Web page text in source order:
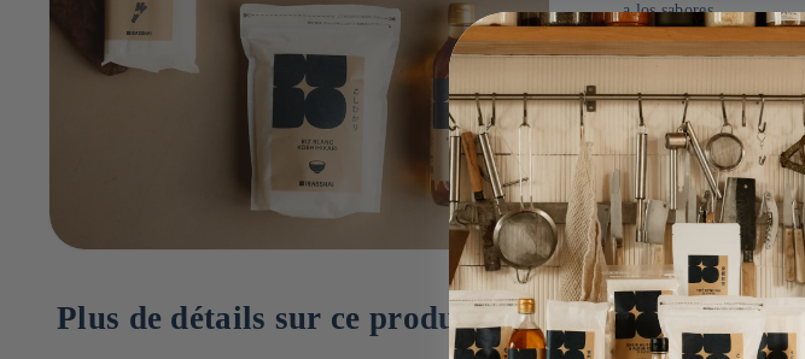
a los sabores.
Plus de détails sur ce produit